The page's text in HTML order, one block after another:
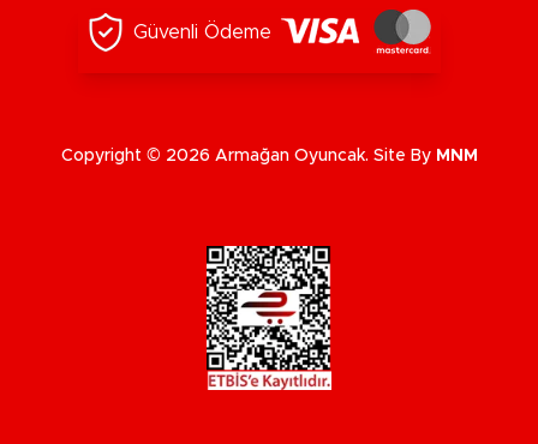
Güvenli Ödeme
Copyright © 2026 Armağan Oyuncak. Site By MNM